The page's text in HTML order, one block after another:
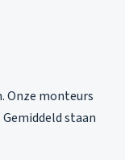
Onze monteurs
staan